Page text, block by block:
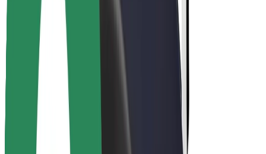
Syarikat
Kerjaya
Mengenai Bolt
Kelestarian di Bolt
Project Zero
Blog
Bilik berita